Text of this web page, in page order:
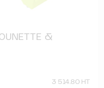
&
3 514.80 HT